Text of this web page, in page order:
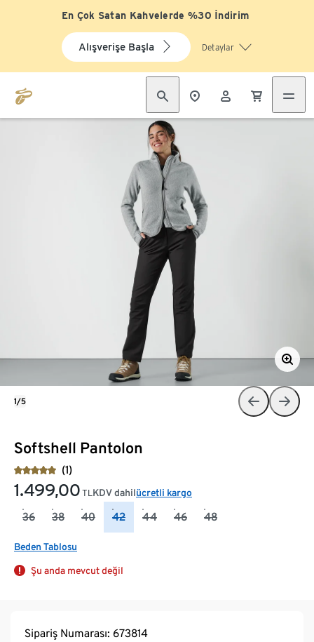
En Çok Satan Kahvelerde %30 İndirim
Alışverişe Başla Detaylar
Softshell Pantolon
(1)
1.499,00 TL KDV dahilücretli kargo
36 38 40 42 44 46 48
Beden Tablosu
Şu anda mevcut değil
1/5
Sipariş Numarası: 673814